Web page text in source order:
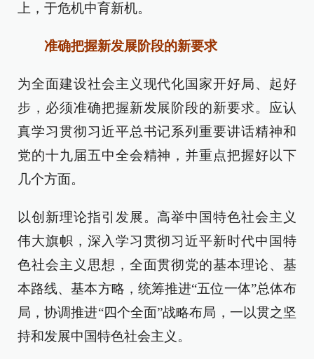
上，于危机中育新机。
准确把握新发展阶段的新要求
为全面建设社会主义现代化国家开好局、起好
步，必须准确把握新发展阶段的新要求。应认
真学习贯彻习近平总书记系列重要讲话精神和
党的十九届五中全会精神，并重点把握好以下
几个方面。
以创新理论指引发展。高举中国特色社会主义
伟大旗帜，深入学习贯彻习近平新时代中国特
色社会主义思想，全面贯彻党的基本理论、基
本路线、基本方略，统筹推进“五位一体”总体布
局，协调推进“四个全面”战略布局，一以贯之坚
持和发展中国特色社会主义。